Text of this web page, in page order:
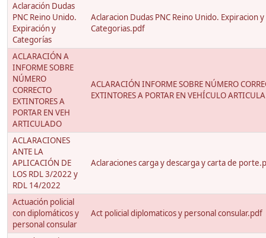
Aclaración Dudas
PNC Reino Unido.
Expiración y
Categorías
Aclaracion Dudas PNC Reino Unido. Expiracion y
Categorias.pdf
ACLARACIÓN A
INFORME SOBRE
NÚMERO
CORRECTO
EXTINTORES A
PORTAR EN VEH
ARTICULADO
ACLARACIÓN INFORME SOBRE NÚMERO
EXTINTORES A PORTAR EN VEHÍCULO
ACLARACIONES
ANTE LA
APLICACIÓN DE
LOS RDL 3/2022 y
RDL 14/2022
Aclaraciones carga y descarga y carta de
Actuación policial
con diplomáticos y
personal consular
Act policial diplomaticos y personal consular.pdf